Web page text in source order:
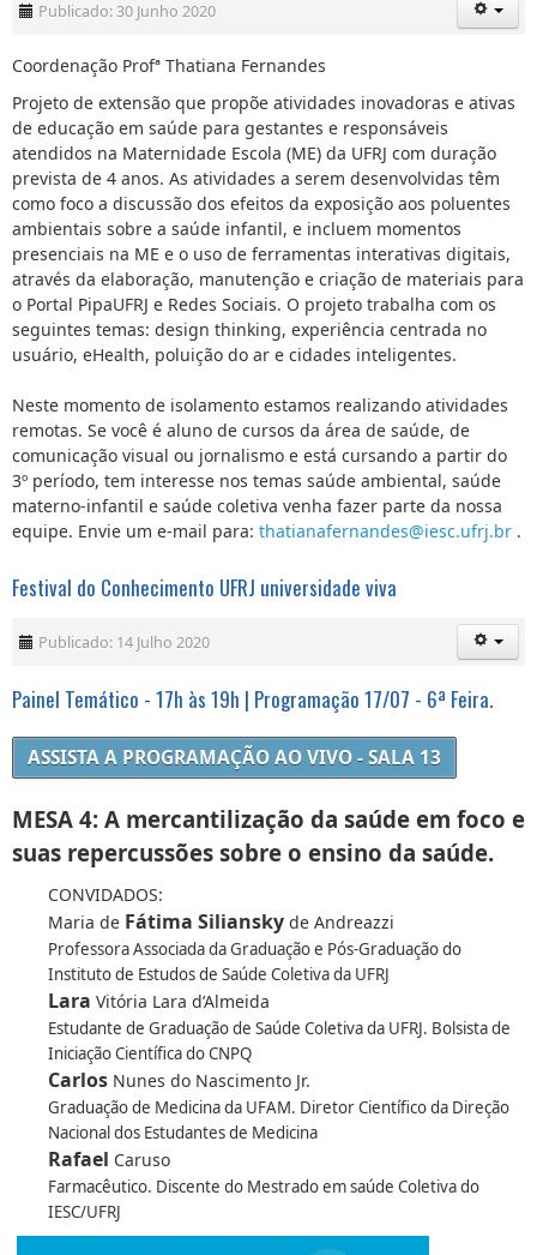
Publicado: 30 Junho 2020
Coordenação Profª Thatiana Fernandes
Projeto de extensão que propõe atividades inovadoras e ativas
de educação em saúde para gestantes e responsáveis
atendidos na Maternidade Escola (ME) da UFRJ com duração
prevista de 4 anos. As atividades a serem desenvolvidas têm
como foco a discussão dos efeitos da exposição aos poluentes
ambientais sobre a saúde infantil, e incluem momentos
presenciais na ME e o uso de ferramentas interativas digitais,
através da elaboração, manutenção e criação de materiais para
o Portal PipaUFRJ e Redes Sociais. O projeto trabalha com os
seguintes temas: design thinking, experiência centrada no
usuário, eHealth, poluição do ar e cidades inteligentes.
Neste momento de isolamento estamos realizando atividades
remotas. Se você é aluno de cursos da área de saúde, de
comunicação visual ou jornalismo e está cursando a partir do
3º período, tem interesse nos temas saúde ambiental, saúde
materno-infantil e saúde coletiva venha fazer parte da nossa
equipe. Envie um e-mail para: thatianafernandes@iesc.ufrj.br .
Festival do Conhecimento UFRJ universidade viva
Publicado: 14 Julho 2020
Painel Temático - 17h às 19h | Programação 17/07 - 6ª Feira.
ASSISTA A PROGRAMAÇÃO AO VIVO - SALA 13
MESA 4: A mercantilização da saúde em foco e
suas repercussões sobre o ensino da saúde.
CONVIDADOS:
Maria de Fátima Siliansky de Andreazzi
Professora Associada da Graduação e Pós-Graduação do
Instituto de Estudos de Saúde Coletiva da UFRJ
Lara Vitória Lara d’Almeida
Estudante de Graduação de Saúde Coletiva da UFRJ. Bolsista de
Iniciação Científica do CNPQ
Carlos Nunes do Nascimento Jr.
Graduação de Medicina da UFAM. Diretor Científico da Direção
Nacional dos Estudantes de Medicina
Rafael Caruso
Farmacêutico. Discente do Mestrado em saúde Coletiva do
IESC/UFRJ